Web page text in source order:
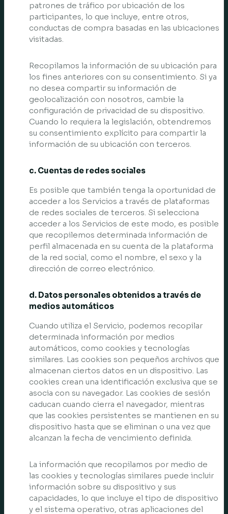
patrones de tráfico por ubicación de los
participantes, lo que incluye, entre otros,
conductas de compra basadas en las ubicaciones
visitadas.
Recopilamos la información de su ubicación para
los fines anteriores con su consentimiento. Si ya
no desea compartir su información de
geolocalización con nosotros, cambie la
configuración de privacidad de su dispositivo.
Cuando lo requiera la legislación, obtendremos
su consentimiento explícito para compartir la
información de su ubicación con terceros.
c. Cuentas de redes sociales
Es posible que también tenga la oportunidad de
acceder a los Servicios a través de plataformas
de redes sociales de terceros. Si selecciona
acceder a los Servicios de este modo, es posible
que recopilemos determinada información de
perfil almacenada en su cuenta de la plataforma
de la red social, como el nombre, el sexo y la
dirección de correo electrónico.
d. Datos personales obtenidos a través de
medios automáticos
Cuando utiliza el Servicio, podemos recopilar
determinada información por medios
automáticos, como cookies y tecnologías
similares. Las cookies son pequeños archivos que
almacenan ciertos datos en un dispositivo. Las
cookies crean una identificación exclusiva que se
asocia con su navegador. Las cookies de sesión
caducan cuando cierra el navegador, mientras
que las cookies persistentes se mantienen en su
dispositivo hasta que se eliminan o una vez que
alcanzan la fecha de vencimiento definida.
La información que recopilamos por medio de
las cookies y tecnologías similares puede incluir
información sobre su dispositivo y sus
capacidades, lo que incluye el tipo de dispositivo
y el sistema operativo, otras aplicaciones del